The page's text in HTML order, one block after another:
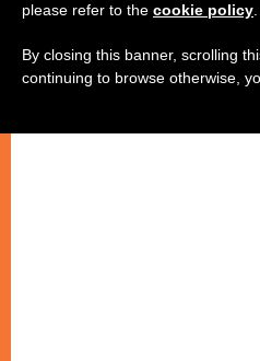
please refer to the cookie policy
By closing this banner, scrolling
continuing to browse otherwise,